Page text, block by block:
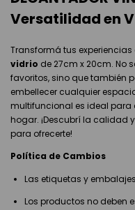
Versatilidad en
Transformá tus
vidrio de 27cm x 20cm. No
favoritos, sino que también
embellecer cualquier
multifuncional es ideal para
hogar. ¡Descubrí la calidad
para ofrecerte!
Política de Cambios
Las etiquetas y
Los productos no deben